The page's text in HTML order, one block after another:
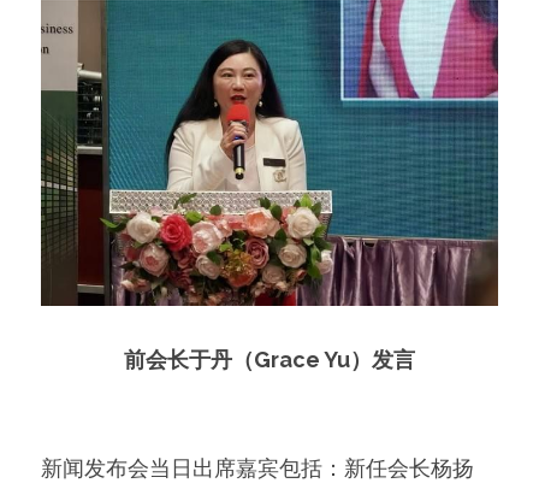
前会长于丹（Grace Yu）发言
新闻发布会当日出席嘉宾包括：新任会长杨扬